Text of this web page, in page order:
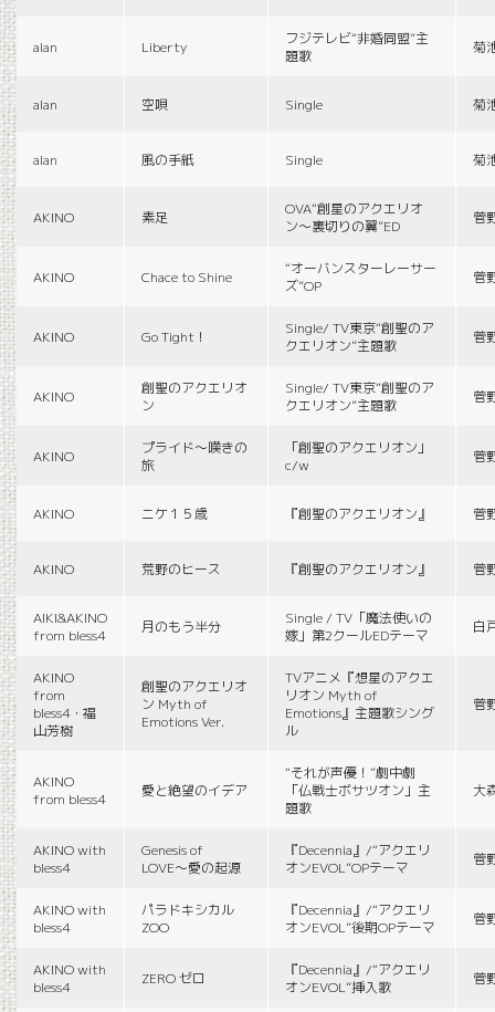
alan Liberty
フジテレビ“非婚同盟”主
題歌
菊
alan 空唄 Single 菊
alan 風の手紙 Single 菊
AKINO 素足
OVA“創星のアクエリオ
ン〜裏切りの翼”ED
菅
AKINO Chace to Shine
“オーバンスターレーサー
ズ”OP
菅
AKINO Go Tight！
Single/ TV東京“創聖のア
クエリオン”主題歌
菅
AKINO
創聖のアクエリオ
ン
Single/ TV東京“創聖のア
クエリオン”主題歌
菅
AKINO
プライド〜嘆きの
旅
「創聖のアクエリオン」
c/w
菅
AKINO ニケ１５歳 『創聖のアクエリオン』 菅
AKINO 荒野のヒース 『創聖のアクエリオン』 菅
AIKI&AKINO
from bless4
月のもう半分
Single / TV「魔法使いの
嫁」第2クールEDテーマ
白
AKINO
from
bless4・福
山芳樹
創聖のアクエリオ
ン Myth of
Emotions Ver.
TVアニメ『想星のアクエ
リオン Myth of
Emotions』主題歌シング
ル
菅
AKINO
from bless4
愛と絶望のイデア
“それが声優！”劇中劇
「仏戦士ボサツオン」主
題歌
大
AKINO with
bless4
Genesis of
LOVE〜愛の起源
『Decennia』/“アクエリ
オンEVOL”OPテーマ
菅
AKINO with
bless4
パラドキシカル
ZOO
『Decennia』/“アクエリ
オンEVOL”後期OPテーマ
菅
AKINO with
bless4
ZERO ゼロ
『Decennia』/“アクエリ
オンEVOL”挿入歌
菅